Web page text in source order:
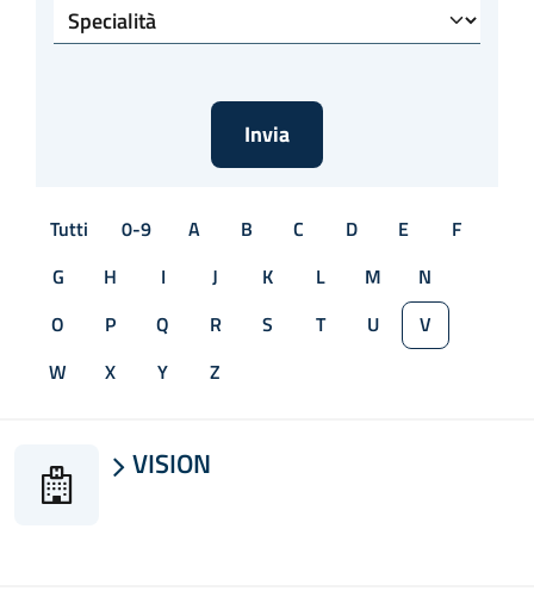
Specialità
Tutti 0-9 A B C D E
F
G
H I J K L M
N
O
P Q R S T U
V
W
X Y Z
 VISION